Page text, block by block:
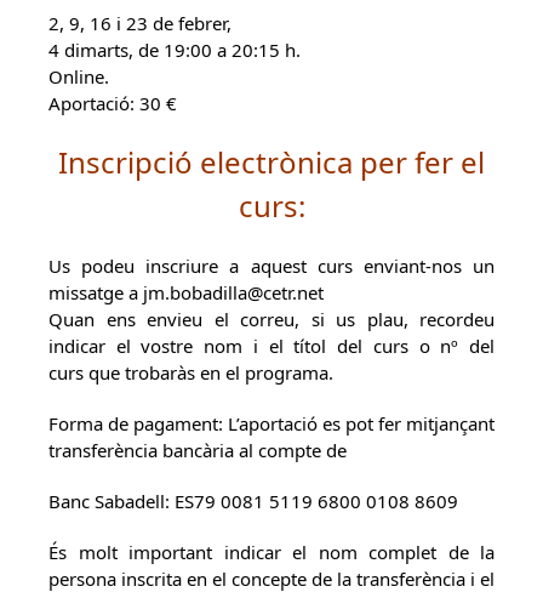
2, 9, 16 i 23 de febrer,
4 dimarts, de 19:00 a 20:15 h.
Online.
Aportació: 30 €
Inscripció electrònica per fer el
curs:
Us podeu inscriure a aquest curs enviant-nos un
missatge a jm.bobadilla@cetr.net
Quan ens envieu el correu, si us plau, recordeu
indicar el vostre nom i el títol del curs o nº del
curs que trobaràs en el programa.
Forma de pagament: L’aportació es pot fer mitjançant
transferència bancària al compte de
Banc Sabadell: ES79 0081 5119 6800 0108 8609
És molt important indicar el nom complet de la
persona inscrita en el concepte de la transferència i el